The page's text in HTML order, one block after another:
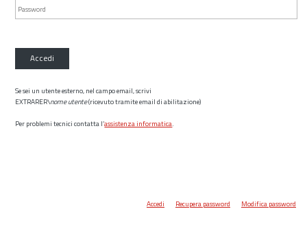
Accedi
Se sei un utente esterno, nel campo email, scrivi
EXTRARER\nome utente(ricevuto tramite email di abilitazione)
Per problemi tecnici contatta l’assistenza informatica.
Accedi Recupera password Modifica password